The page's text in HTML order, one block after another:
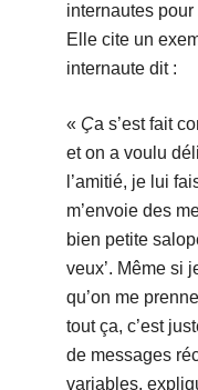
internautes
Elle cite un
internaute dit :
« Ça s’est fait
et on a voulu
l’amitié, je lui
m’envoie des
bien petite
veux’. Même si
qu’on me
tout ça, c’est
de messages
variables,